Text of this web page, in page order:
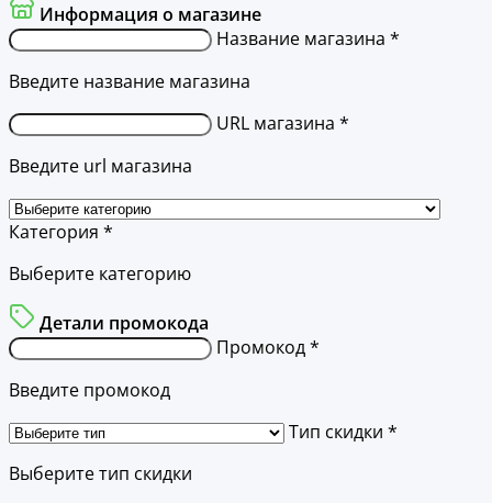
Информация о магазине
Название магазина *
Введите название магазина
URL магазина *
Введите url магазина
Категория *
Выберите категорию
Детали промокода
Промокод *
Введите промокод
Тип скидки *
Выберите тип скидки